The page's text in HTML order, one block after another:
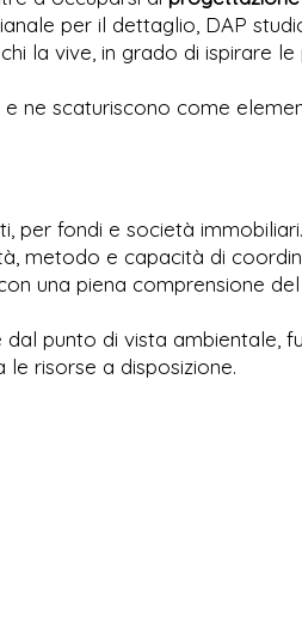
per il dettaglio, DAP
la vive, in grado di ispirare
ne scaturiscono come
per fondi e società immobiliari.
metodo e capacità di
una piena comprensione
punto di vista ambientale,
risorse a disposizione.